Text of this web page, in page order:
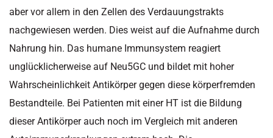
aber vor allem in den Zellen des Verdauungstrakts
nachgewiesen werden. Dies weist auf die Aufnahme durch
Nahrung hin. Das humane Immunsystem reagiert
unglücklicherweise auf Neu5GC und bildet mit hoher
Wahrscheinlichkeit Antikörper gegen diese körperfremden
Bestandteile. Bei Patienten mit einer HT ist die Bildung
dieser Antikörper auch noch im Vergleich mit anderen